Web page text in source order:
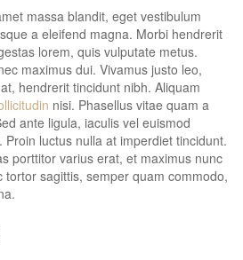
massa blandit, eget vestibulum
a eleifend magna. Morbi hendrerit
lorem, quis vulputate metus.
maximus dui. Vivamus justo leo,
hendrerit tincidunt nibh. Aliquam
nisi. Phasellus vitae quam a
ante ligula, iaculis vel euismod
Proin luctus nulla at imperdiet tincidunt.
porttitor varius erat, et maximus nunc
sagittis, semper quam commodo,